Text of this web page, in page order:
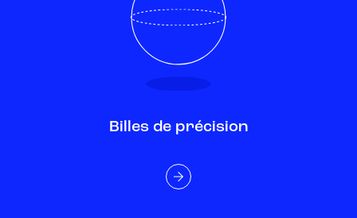
Billes de précision